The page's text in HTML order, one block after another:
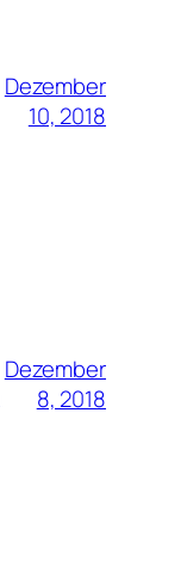
Dezember
10, 2018
Dezember
8, 2018